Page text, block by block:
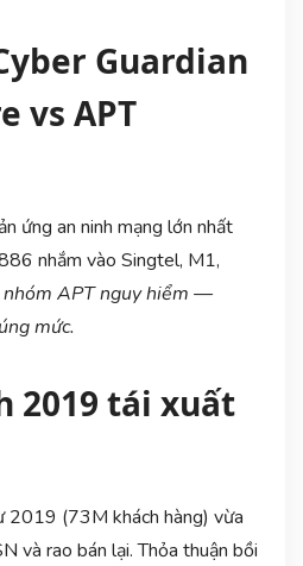
Guardian
vs APT
ứng an ninh mạng lớn nhất
nhắm vào Singtel, M1,
APT nguy hiểm —
mức.
2019 tái xuất
2019 (73M khách hàng) vừa
và rao bán lại. Thỏa thuận bồi